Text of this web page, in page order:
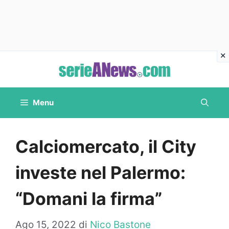
contenuto
Menu
Calciomercato, il City
investe nel Palermo:
“Domani la firma”
Ago 15, 2022 di Nico Bastone